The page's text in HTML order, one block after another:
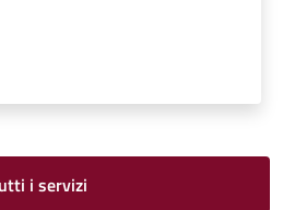
i servizi